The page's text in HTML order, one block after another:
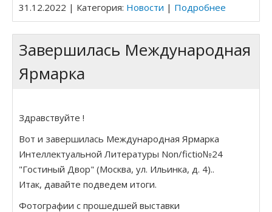
31.12.2022 | Категория: Новости | Подробнее
Завершилась Международная
Ярмарка
Здравствуйте !
Вот и завершилась Международная Ярмарка
Интеллектуальной Литературы Non/fictio№24
"Гостиный Двор" (Москва, ул. Ильинка, д. 4)..
Итак, давайте подведем итоги.
Фотографии с прошедшей выставки